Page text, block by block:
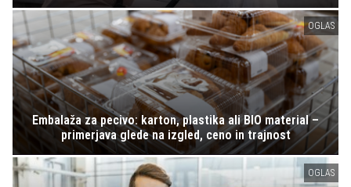
OGLAS
Embalaža za pecivo: karton, plastika ali BIO material –
primerjava glede na izgled, ceno in trajnost
OGLAS